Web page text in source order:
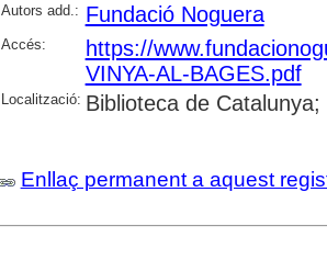
Autors add.: Fundació Noguera
Accés:
https://
VINYA-AL-BAGES.pdf
Localització: Biblioteca de
Enllaç permanent a aquest